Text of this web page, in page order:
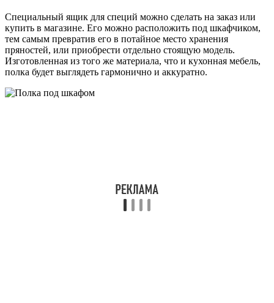
Специальный ящик для специй можно сделать на заказ или
купить в магазине. Его можно расположить под шкафчиком,
тем самым превратив его в потайное место хранения
пряностей, или приобрести отдельно стоящую модель.
Изготовленная из того же материала, что и кухонная мебель,
полка будет выглядеть гармонично и аккуратно.